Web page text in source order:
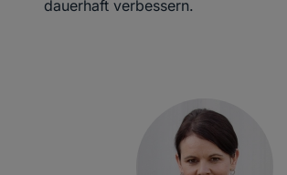
dauerhaft verbessern.